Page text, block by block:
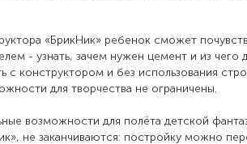
«БрикНик» ребенок сможет
- узнать, зачем нужен цемент и из чего
с конструктором и без использования
для творчества не ограничены.
возможности для полёта детской
не заканчиваются: постройку можно